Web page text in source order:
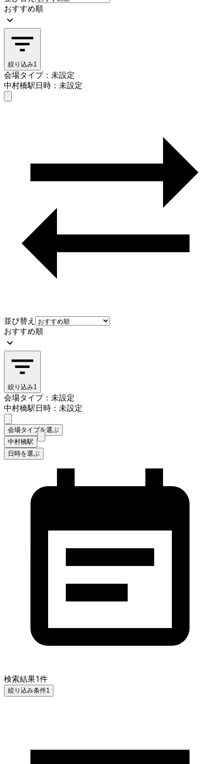
おすすめ順
絞り込み1
会場タイプ：未設定
中村橋駅日時：未設定
並び替え
おすすめ順
絞り込み1
会場タイプ：未設定
中村橋駅日時：未設定
会場タイプを選ぶ
中村橋駅
日時を選ぶ
検索結果1件
絞り込み条件1